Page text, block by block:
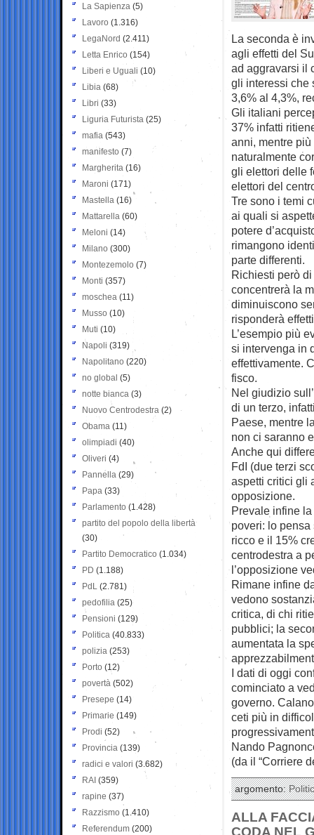
La seconda è
agli effetti del
ad aggravarsi il
gli interessi che
3,6% al 4,3%,
Gli italiani
37% infatti
anni, mentre
naturalmente
gli elettori delle
elettori del
Tre sono i temi
ai quali si
potere
rimangono
parte differenti.
Richiesti però
concentrerà la
diminuiscono
risponderà
L’esempio più
si intervenga in
effettivamente.
fisco.
Nel giudizio
di un terzo,
Paese, mentre
non ci saranno
Anche qui
FdI (due terzi
aspetti critici gli
opposizione.
Prevale infine
poveri: lo pensa
ricco e il 15%
centrodestra a
l’opposizione
Rimane infine
vedono
critica, di chi
pubblici; la
aumentata la
I dati di oggi
cominciato a
governo.
ceti più in
Nando
(da il “Corriere
argomento:
ALLA
CODA NEL
La Sapienza (5)
Lavoro (1.316)
LegaNord (2.411)
Letta Enrico (154)
Liberi e Uguali (10)
Libia (68)
Libri (33)
Liguria Futurista (25)
mafia (543)
manifesto (7)
Margherita (16)
Maroni (171)
Mastella (16)
Mattarella (60)
Meloni (14)
Milano (300)
Montezemolo (7)
Monti (357)
moschea (11)
Musso (10)
Muti (10)
Napoli (319)
Napolitano (220)
no global (5)
notte bianca (3)
Nuovo Centrodestra (2)
Obama (11)
olimpiadi (40)
Oliveri (4)
Pannella (29)
Papa (33)
Parlamento (1.428)
partito del popolo della libertà
(30)
Partito Democratico (1.034)
PD (1.188)
PdL (2.781)
pedofilia (25)
Pensioni (129)
Politica (40.833)
polizia (253)
Porto (12)
povertà (502)
Presepe (14)
Primarie (149)
Prodi (52)
Provincia (139)
radici e valori (3.682)
RAI (359)
rapine (37)
Razzismo (1.410)
Referendum (200)